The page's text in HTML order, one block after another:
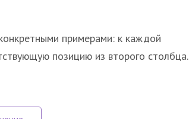
примерами: к каждой
позицию из второго столбца.